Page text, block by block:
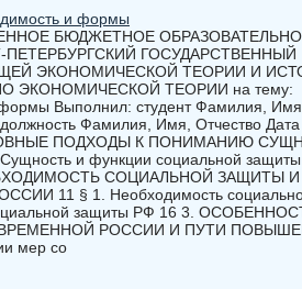
и формы
БЮДЖЕТНОЕ
ГОСУДАРСТВЕННЫЙ
ЭКОНОМИЧЕСКОЙ ТЕОРИИ И
ЭКОНОМИЧЕСКОЙ ТЕОРИИ на тему:
Выполнил: студент Фамилия, Имя,
Фамилия, Имя, Отчество Дата
ПОДХОДЫ К ПОНИМАНИЮ
и функции социальной защиты
СОЦИАЛЬНОЙ ЗАЩИТЫ И
11 § 1. Необходимость
защиты РФ 16 3.
РОССИИ И ПУТИ
мер со